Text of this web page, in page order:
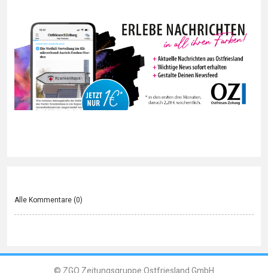
Alle Kommentare (0)